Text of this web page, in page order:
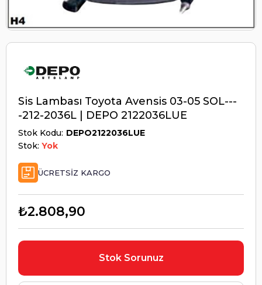
Sis Lambası Toyota Avensis 03-05 SOL---
-212-2036L | DEPO 2122036LUE
Stok Kodu DEPO2122036LUE
Stok: Yok
ÜCRETSIZ KARGO
₺2.808,90
Stok Sorunuz